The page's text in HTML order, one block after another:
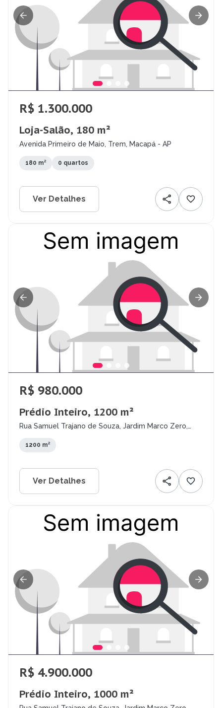
R$ 1.300.000
Loja-Salão, 180 m²
Avenida Primeiro de Maio, Trem, Macapá - AP
180 m² 0 quartos
Ver Detalhes
R$ 980.000
Prédio Inteiro, 1200 m²
Rua Samuel Trajano de Souza, Jardim Marco Zero,
1200 m²
Ver Detalhes
R$ 4.900.000
Prédio Inteiro, 1000 m²